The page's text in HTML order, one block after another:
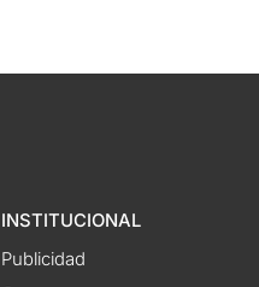
INSTITUCIONAL
Publicidad